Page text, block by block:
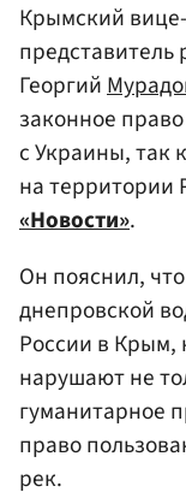
Крымский
Георгий
законное
с Украины, так
на территории
«Новости».
Он пояснил,
днепровской
России в Крым,
нарушают не
гуманитарное
право
рек.